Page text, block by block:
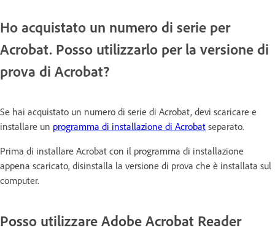
Ho acquistato un numero di serie per
Acrobat. Posso utilizzarlo per la versione di
prova di Acrobat?
Se hai acquistato un numero di serie di Acrobat, devi scaricare e
installare un programma di installazione di Acrobat separato.
Prima di installare Acrobat con il programma di installazione
appena scaricato, disinstalla la versione di prova che è installata sul
computer.
Posso utilizzare Adobe Acrobat Reader